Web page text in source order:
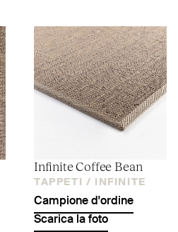
Infinite Coffee Bean
TAPPETI / INFINITE
Campione d'ordine
Scarica la foto